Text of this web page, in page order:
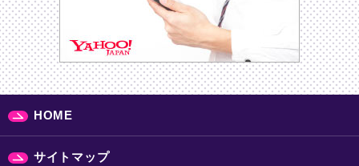
HOME
サイトマップ